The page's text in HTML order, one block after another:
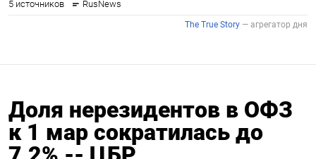
Доля нерезидентов в ОФЗ
к 1 мар сократилась до